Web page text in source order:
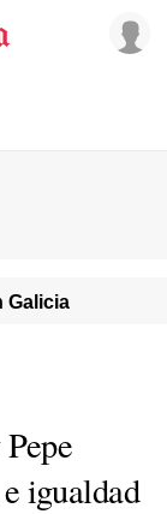
Galicia
igualdad